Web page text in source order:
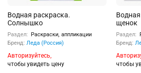
Водная раскраска.
Солнышко
Раздел:
Раскраски, аппликации
Бренд: Леда (Россия)
Авторизуйтесь,
чтобы увидеть цену
щенок
Раздел:
Бренд:
чтобы